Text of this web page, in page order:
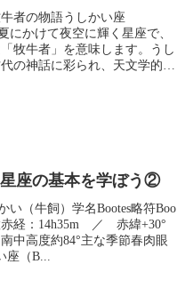
者の物語うしかい座
にかけて夜空に輝く星座で、
牧牛者」を意味します。うし
の神話に彩られ、天文学的な
星座の基本を学ぼう②
い（牛飼）学名Bootes略符Boo
赤経：14h35m ／ 赤緯+30°
中高度約84°主な季節春肉眼
（B...